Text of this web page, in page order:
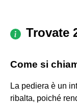
Trovate
Come si
La pediera è un
ribalta, poiché